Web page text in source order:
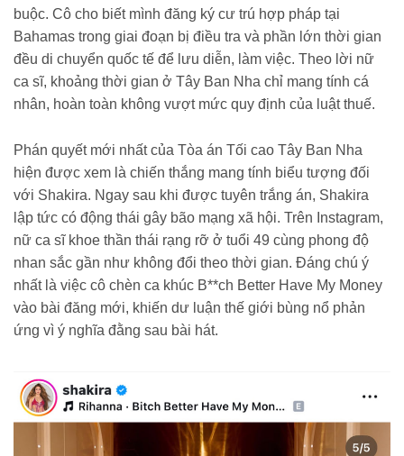
buộc. Cô cho biết mình đăng ký cư trú hợp pháp tại
Bahamas trong giai đoạn bị điều tra và phần lớn thời gian
đều di chuyển quốc tế để lưu diễn, làm việc. Theo lời nữ
ca sĩ, khoảng thời gian ở Tây Ban Nha chỉ mang tính cá
nhân, hoàn toàn không vượt mức quy định của luật thuế.
Phán quyết mới nhất của Tòa án Tối cao Tây Ban Nha
hiện được xem là chiến thắng mang tính biểu tượng đối
với Shakira. Ngay sau khi được tuyên trắng án, Shakira
lập tức có động thái gây bão mạng xã hội. Trên Instagram,
nữ ca sĩ khoe thần thái rạng rỡ ở tuổi 49 cùng phong độ
nhan sắc gần như không đổi theo thời gian. Đáng chú ý
nhất là việc cô chèn ca khúc B**ch Better Have My Money
vào bài đăng mới, khiến dư luận thế giới bùng nổ phản
ứng vì ý nghĩa đằng sau bài hát.